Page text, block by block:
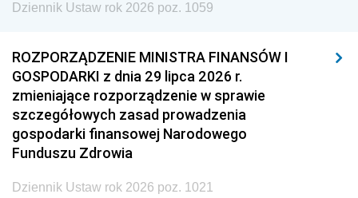
Dziennik Ustaw rok 2026 poz. 1059
ROZPORZĄDZENIE MINISTRA FINANSÓW I
GOSPODARKI z dnia 29 lipca 2026 r.
zmieniające rozporządzenie w sprawie
szczegółowych zasad prowadzenia
gospodarki finansowej Narodowego
Funduszu Zdrowia
Dziennik Ustaw rok 2026 poz. 1021